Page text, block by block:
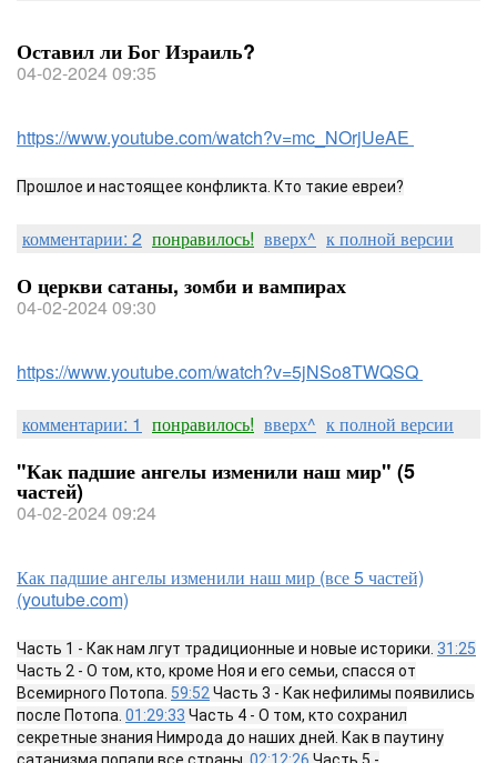
Оставил ли Бог Израиль?
04-02-2024 09:35
https://www.youtube.com/watch?v=mc_NOrjUeAE
Прошлое и настоящее конфликта. Кто такие евреи?
комментарии: 2 понравилось! вверх^ к полной версии
О церкви сатаны, зомби и вампирах
04-02-2024 09:30
https://www.youtube.com/watch?v=5jNSo8TWQSQ
комментарии: 1 понравилось! вверх^ к полной версии
"Как падшие ангелы изменили наш мир" (5
частей)
04-02-2024 09:24
Как падшие ангелы изменили наш мир (все 5 частей)
(youtube.com)
Часть 1 - Как нам лгут традиционные и новые историки. 31:25
Часть 2 - О том, кто, кроме Ноя и его семьи, спасся от
Всемирного Потопа. 59:52 Часть 3 - Как нефилимы появились
после Потопа. 01:29:33 Часть 4 - О том, кто сохранил
секретные знания Нимрода до наших дней. Как в паутину